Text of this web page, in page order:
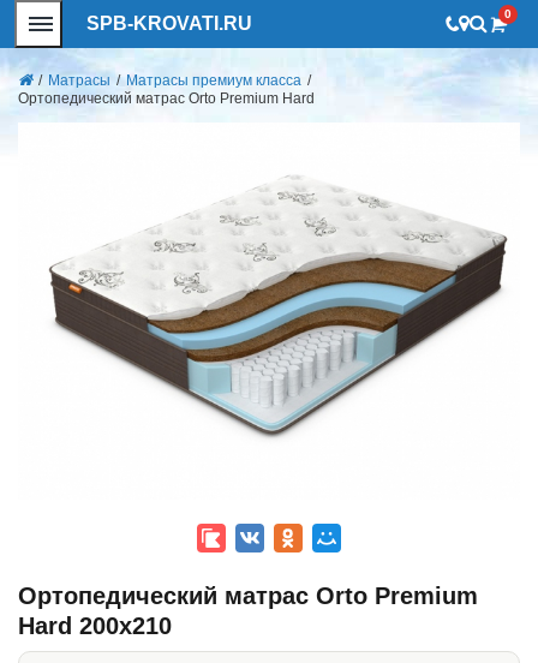
SPB-KROVATI.RU 0
/ Матрасы / Матрасы премиум класса /
Ортопедический матрас Orto Premium Hard
Ортопедический матрас Orto Premium
Hard 200x210